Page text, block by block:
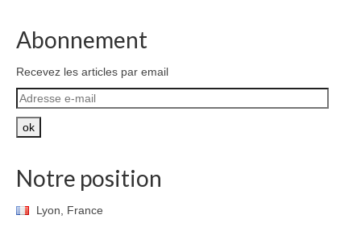
Abonnement
Recevez les articles par email
Adresse
e-
mail
ok
Notre position
Lyon, France